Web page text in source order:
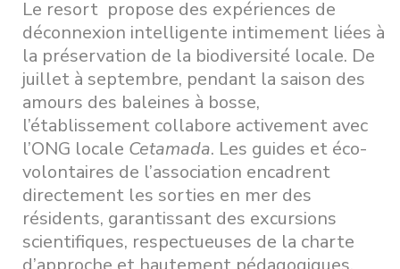
Le resort propose des expériences de
déconnexion intelligente intimement liées à
la préservation de la biodiversité locale. De
juillet à septembre, pendant la saison des
amours des baleines à bosse,
l’établissement collabore activement avec
l’ONG locale Cetamada. Les guides et éco-
volontaires de l’association encadrent
directement les sorties en mer des
résidents, garantissant des excursions
scientifiques, respectueuses de la charte